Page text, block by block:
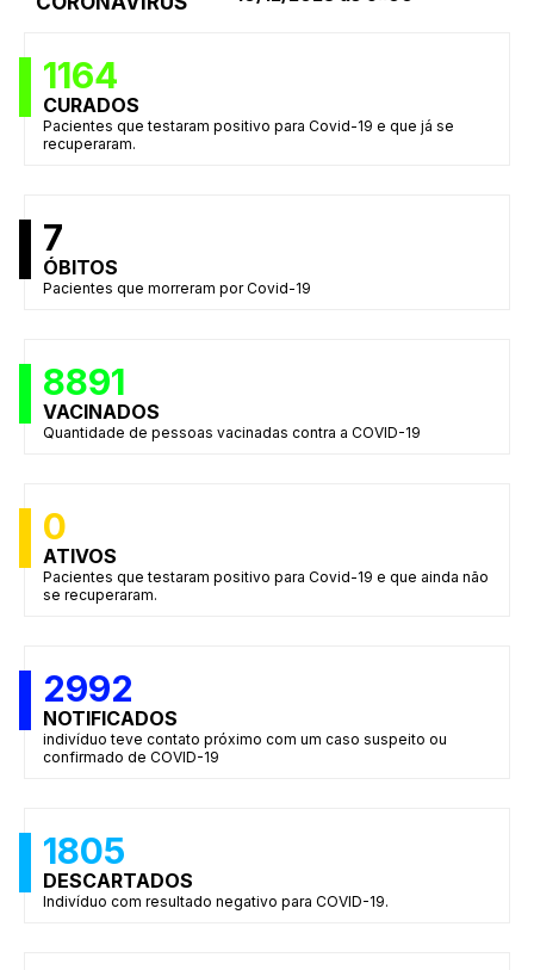
1164
CURADOS
Pacientes que testaram positivo para Covid-19 e que já se
recuperaram.
7
ÓBITOS
Pacientes que morreram por Covid-19
8891
VACINADOS
Quantidade de pessoas vacinadas contra a COVID-19
0
ATIVOS
Pacientes que testaram positivo para Covid-19 e que ainda não
se recuperaram.
2992
NOTIFICADOS
indivíduo teve contato próximo com um caso suspeito ou
confirmado de COVID-19
1805
DESCARTADOS
Indivíduo com resultado negativo para COVID-19.